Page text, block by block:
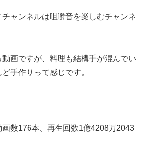
ャンネルは咀嚼音を楽しむチャンネ
画ですが、料理も結構手が混んでい
手作りって感じです。
画数176本、再生回数1億4208万2043